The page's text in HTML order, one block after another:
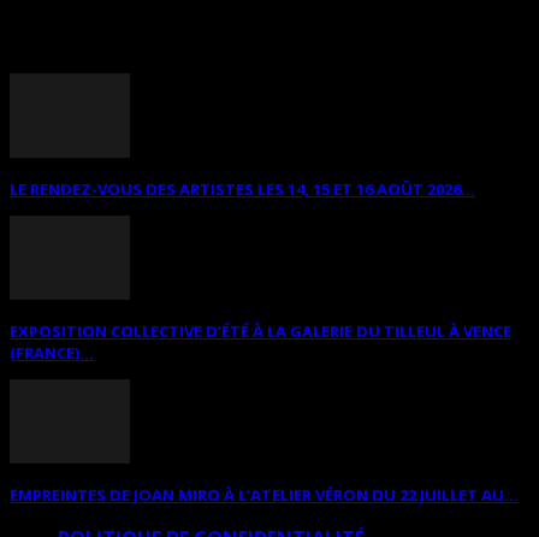
LE RENDEZ-VOUS DES ARTISTES LES 14, 15 ET 16 AOÛT 2026...
EXPOSITION COLLECTIVE D’ÉTÉ À LA GALERIE DU TILLEUL À VENCE
(FRANCE)...
EMPREINTES DE JOAN MIRO À L’ATELIER VÉRON DU 22 JUILLET AU...